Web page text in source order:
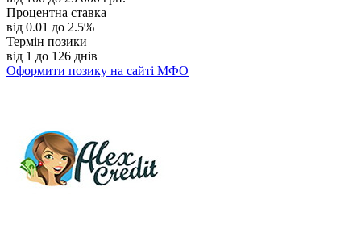
Процентна ставка
від 0.01 до 2.5%
Термін позики
від 1 до 126 днів
Оформити позику на сайті МФО